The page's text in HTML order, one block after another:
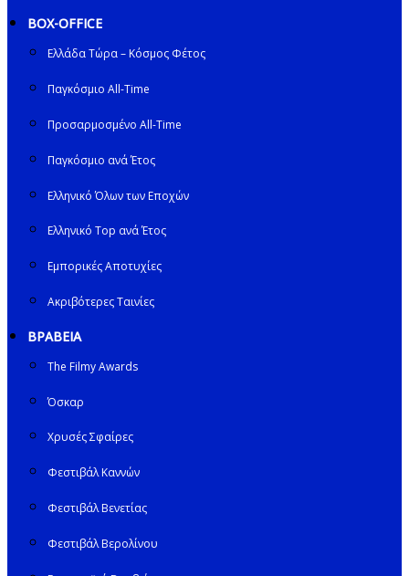
BOX-OFFICE
Ελλάδα Τώρα – Κόσμος Φέτος
Παγκόσμιο All-Time
Προσαρμοσμένο All-Time
Παγκόσμιο ανά Έτος
Ελληνικό Όλων των Εποχών
Ελληνικό Top ανά Έτος
Εμπορικές Αποτυχίες
Ακριβότερες Ταινίες
ΒΡΑΒΕΙΑ
The Filmy Awards
Όσκαρ
Χρυσές Σφαίρες
Φεστιβάλ Καννών
Φεστιβάλ Βενετίας
Φεστιβάλ Βερολίνου